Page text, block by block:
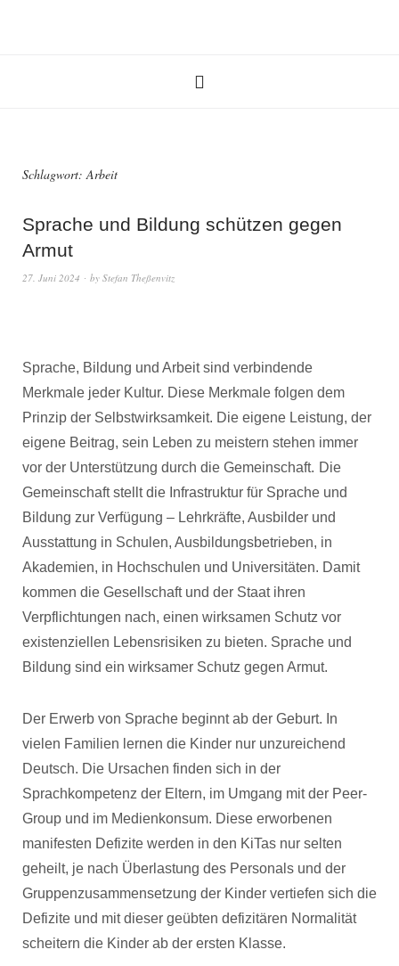
Schlagwort:Arbeit
Sprache und Bildung schützen gegen
Armut
27. Juni 2024 by Stefan Theßenvitz
Sprache, Bildung und Arbeit sind verbindende
Merkmale jeder Kultur. Diese Merkmale folgen dem
Prinzip der Selbstwirksamkeit. Die eigene Leistung, der
eigene Beitrag, sein Leben zu meistern stehen immer
vor der Unterstützung durch die Gemeinschaft. Die
Gemeinschaft stellt die Infrastruktur für Sprache und
Bildung zur Verfügung – Lehrkräfte, Ausbilder und
Ausstattung in Schulen, Ausbildungsbetrieben, in
Akademien, in Hochschulen und Universitäten. Damit
kommen die Gesellschaft und der Staat ihren
Verpflichtungen nach, einen wirksamen Schutz vor
existenziellen Lebensrisiken zu bieten. Sprache und
Bildung sind ein wirksamer Schutz gegen Armut.
Der Erwerb von Sprache beginnt ab der Geburt. In
vielen Familien lernen die Kinder nur unzureichend
Deutsch. Die Ursachen finden sich in der
Sprachkompetenz der Eltern, im Umgang mit der Peer-
Group und im Medienkonsum. Diese erworbenen
manifesten Defizite werden in den KiTas nur selten
geheilt, je nach Überlastung des Personals und der
Gruppenzusammensetzung der Kinder vertiefen sich die
Defizite und mit dieser geübten defizitären Normalität
scheitern die Kinder ab der ersten Klasse.